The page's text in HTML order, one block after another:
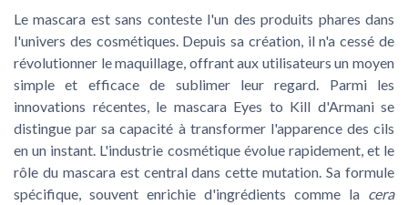
Le mascara est sans conteste l'un des produits phares dans
l'univers des cosmétiques. Depuis sa création, il n'a cessé de
révolutionner le maquillage, offrant aux utilisateurs un moyen
simple et efficace de sublimer leur regard. Parmi les
innovations récentes, le mascara Eyes to Kill d'Armanise
distingue par sa capacité à transformer l'apparence des cils
en un instant. L'industrie cosmétique évolue rapidement, et le
rôle du mascara est central dans cette mutation. Sa formule
spécifique, souvent enrichie d'ingrédients comme la cera